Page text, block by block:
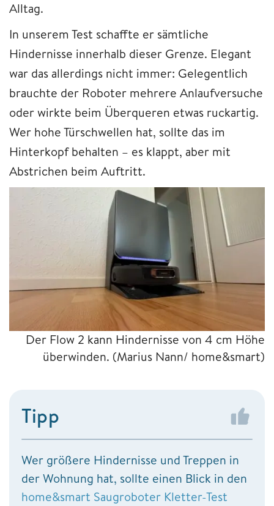
Alltag.
In unserem Test schaffte er sämtliche
Hindernisse innerhalb dieser Grenze. Elegant
war das allerdings nicht immer: Gelegentlich
brauchte der Roboter mehrere Anlaufversuche
oder wirkte beim Überqueren etwas ruckartig.
Wer hohe Türschwellen hat, sollte das im
Hinterkopf behalten – es klappt, aber mit
Abstrichen beim Auftritt.
Der Flow 2 kann Hindernisse von 4 cm Höhe
überwinden. (Marius Nann/ home&smart)
Tipp
Wer größere Hindernisse und Treppen in
der Wohnung hat, sollte einen Blick in den
home&smart Saugroboter Kletter-Test